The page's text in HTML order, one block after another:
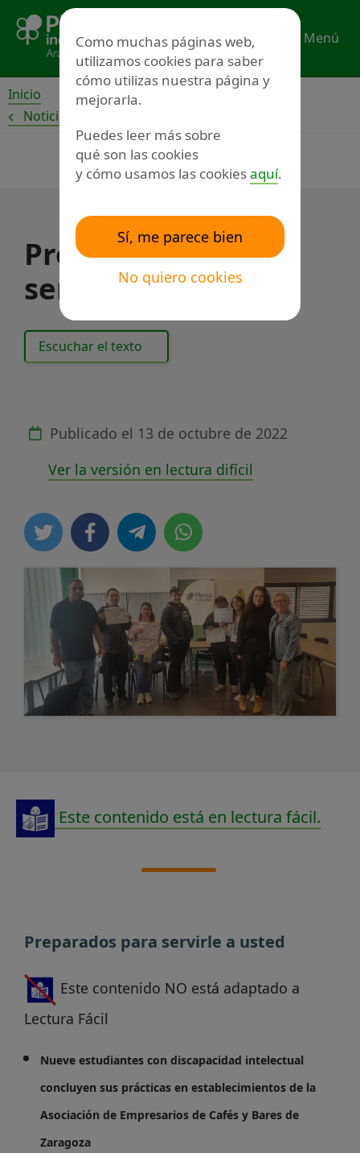
contenido
Menú
Inicio
Noticias
Preparados para
servirle a usted
Escuchar el texto
Publicado el 13 de octubre de 2022
Ver la versión en lectura difícil
Este contenido está en lectura fácil.
Preparados para servirle a usted
Este contenido NO está adaptado a
Lectura Fácil
Nueve estudiantes con discapacidad intelectual
concluyen sus prácticas en establecimientos de la
Asociación de Empresarios de Cafés y Bares de
Zaragoza
Como muchas páginas web,
utilizamos cookies para saber
cómo utilizas nuestra página y
mejorarla.
Puedes leer más sobre
qué son las cookies
y cómo usamos las cookiesaquí.
Sí, me parece bien
No quiero cookies